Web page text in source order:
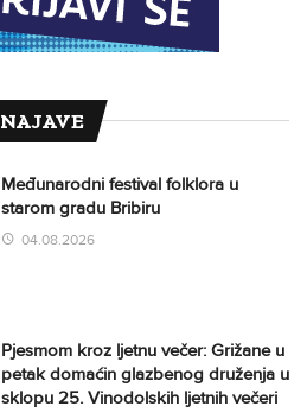
NAJAVE
Međunarodni festival folklora u
starom gradu Bribiru
04.08.2026
Pjesmom kroz ljetnu večer: Grižane u
petak domaćin glazbenog druženja u
sklopu 25. Vinodolskih ljetnih večeri